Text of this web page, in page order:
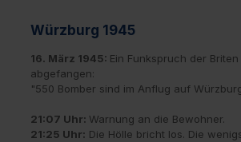
Würzburg 1945
16. März 1945: Ein Funkspruch der
abgefangen:
"550 Bomber sind im Anflug auf
21:07 Uhr: Warnung an die Bewohner.
21:25 Uhr: Die Hölle bricht los. Die